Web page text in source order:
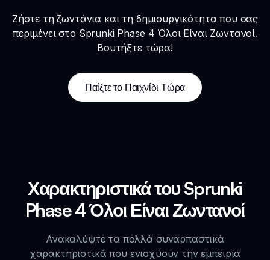
Ζήστε τη ζωντάνια και τη δημιουργικότητα που σας
περιμένει στο Sprunki Phase 4 Όλοι Είναι Ζωντανοί.
Βουτήξτε τώρα!
Παίξτε το Παιχνίδι Τώρα
Χαρακτηριστικά του Sprunki
Phase 4 Όλοι Είναι Ζωντανοί
Ανακαλύψτε τα πολλά συναρπαστικά
χαρακτηριστικά που ενισχύουν την εμπειρία